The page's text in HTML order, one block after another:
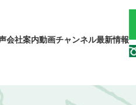
会社案内動画チャンネル最新情報